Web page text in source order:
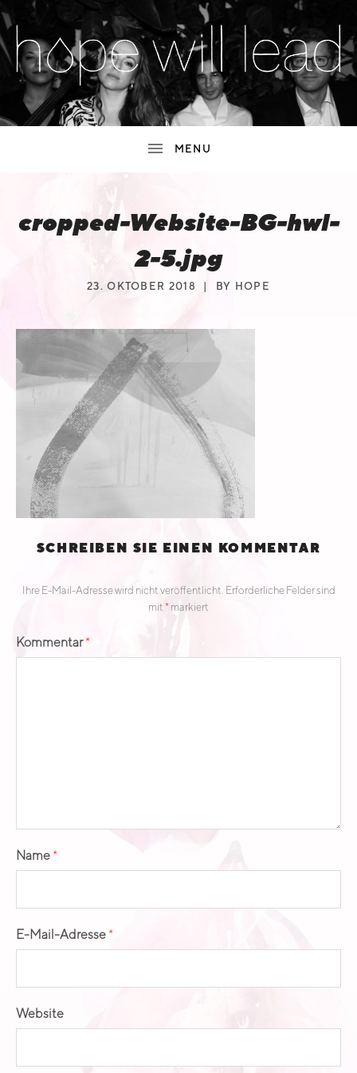
H
W
L
L
E
A
MUSIC,
LIVE
cropped-Website-BG-hwl-
2-5.jpg
23. OKTOBER 2018 BY HOPE
SCHREIBEN SIE EINEN KOMMENTAR
Ihre E-Mail-Adresse wird nicht veröffentlicht. Erforderliche Felder sind
mit * markiert
Kommentar*
Name*
E-Mail-Adresse*
Website